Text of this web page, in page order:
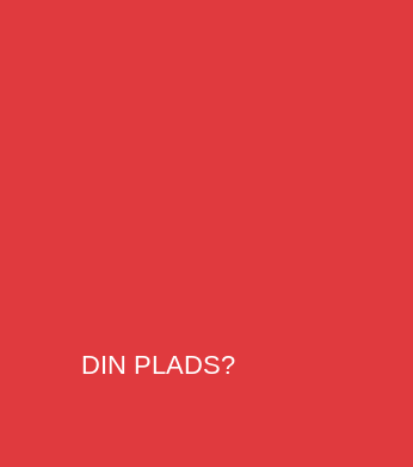
DIN PLADS?